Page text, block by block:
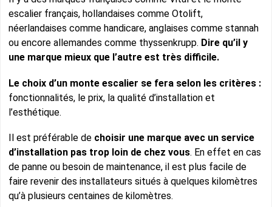
escalier français, hollandaises comme Otolift,
néerlandaises comme handicare, anglaises comme stannah
ou encore allemandes comme thyssenkrupp. Dire qu’il y
une marque mieux que l’autre est très difficile.
Le choix d’un monte escalier se fera selon les critères :
fonctionnalités, le prix, la qualité d’installation et
l’esthétique.
Il est préférable de choisir une marque avec un service
d’installation pas trop loin de chez vous. En effet en cas
de panne ou besoin de maintenance, il est plus facile de
faire revenir des installateurs situés à quelques kilomètres
qu’à plusieurs centaines de kilomètres.